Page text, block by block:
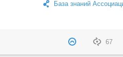
База знаний
67